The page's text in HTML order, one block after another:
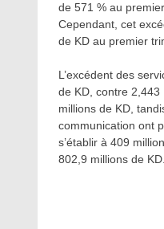
de 571 % au
Cependant, cet
de KD au premier
L’excédent des
de KD, contre
millions de KD,
communication ont
s’établir à 409
802,9 millions de KD.